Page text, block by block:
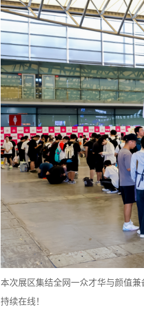
本次展区集结全网一众才华与颜值
持续在线！